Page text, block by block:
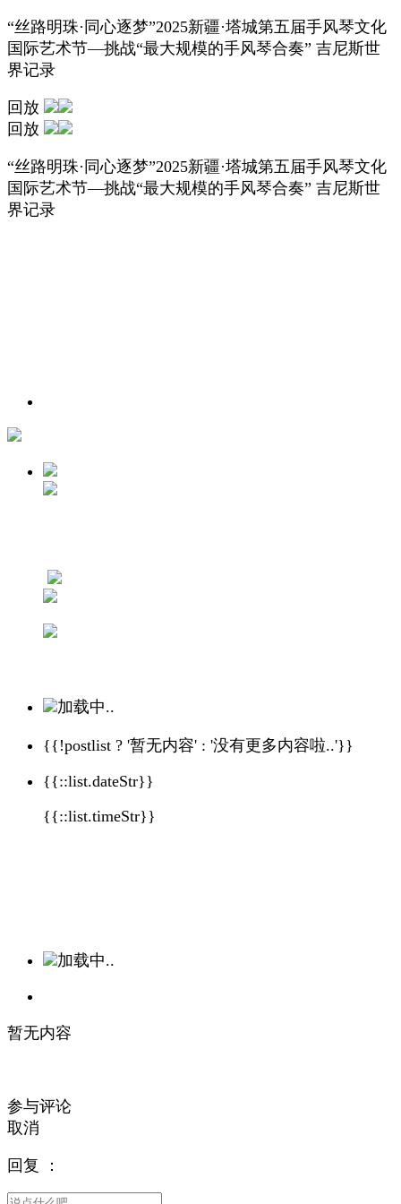
“丝路明珠·同心逐梦”2025新疆·塔城第五届手风琴文化
国际艺术节—挑战“最大规模的手风琴合奏” 吉尼斯世
界记录
回放
回放
“丝路明珠·同心逐梦”2025新疆·塔城第五届手风琴文化
国际艺术节—挑战“最大规模的手风琴合奏” 吉尼斯世
界记录
加载中..
{{!postlist ? '暂无内容' : '没有更多内容啦..'}}
{{::list.dateStr}}
{{::list.timeStr}}
加载中..
暂无内容
参与评论
取消
回复 ：